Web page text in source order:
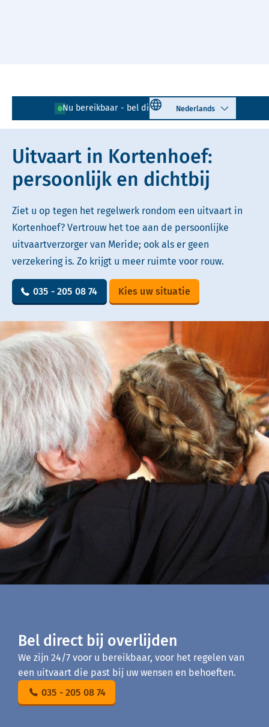
Nu bereikbaar - bel direct! 035 - 205 08 74
Select language
Lees voor Uitleg woorden
Simpele tekst
Uitvaart in Kortenhoef:
persoonlijk en dichtbij
Ziet u op tegen het regelwerk rondom een uitvaart in
Kortenhoef? Vertrouw het toe aan de persoonlijke
uitvaartverzorger van Meride; ook als er geen
verzekering is. Zo krijgt u meer ruimte voor rouw.
035 - 205 08 74 Kies uw situatie
Bel direct bij overlijden
We zijn 24/7 voor u bereikbaar, voor het regelen van
een uitvaart die past bij uw wensen en behoeften.
035 - 205 08 74